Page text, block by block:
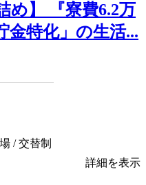
め】 『寮費6.2万
金特化」の生活...
/ 交替制
詳細を表示